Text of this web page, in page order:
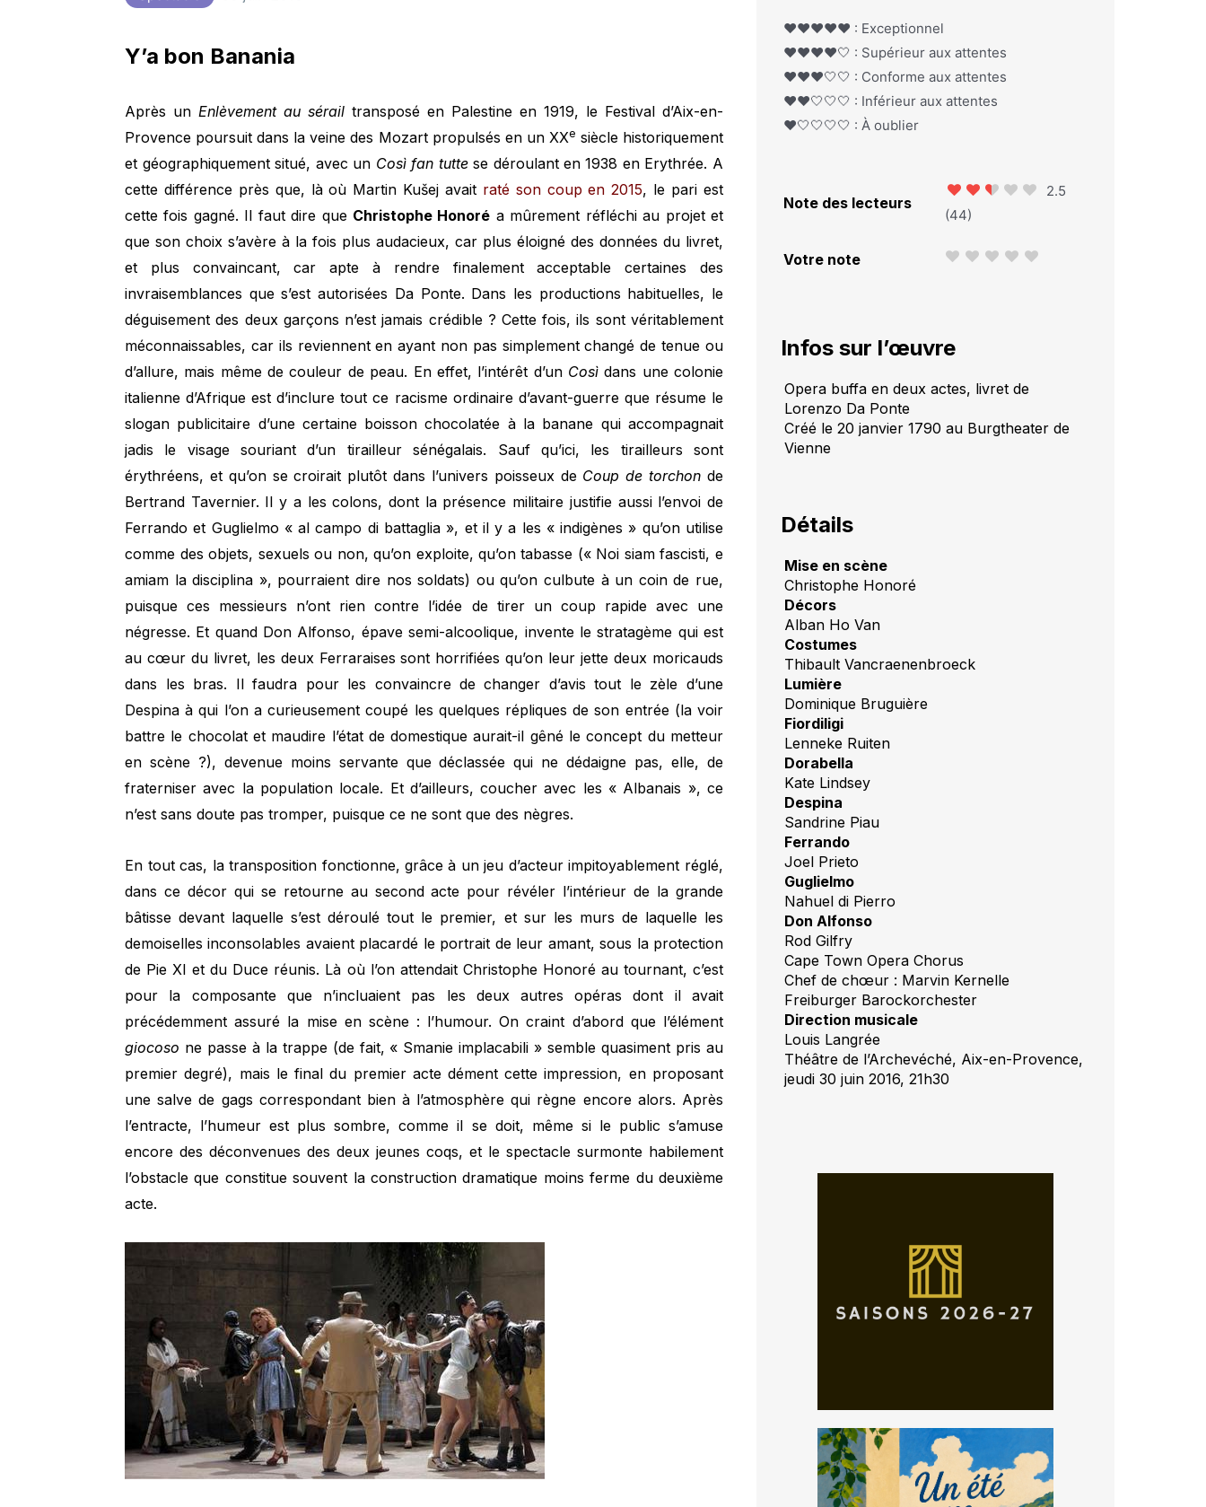
Y’a bon Banania
Après unEnlèvement au sérail transposé en Palestine en 1919, le Festival d’Aix-en-
Provence poursuit dans la veine des Mozart propulsés en un XXe siècle historiquement
et géographiquement situé, avec un Così fan tuttese déroulant en 1938 en Erythrée. A
cette différence près que, là où Martin Kušej avait raté son coup en 2015, le pari est
cette fois gagné. Il faut dire que Christophe Honoré a mûrement réfléchi au projet et
que son choix s’avère à la fois plus audacieux, car plus éloigné des données du livret,
et plus convaincant, car apte à rendre finalement acceptable certaines des
invraisemblances que s’est autorisées Da Ponte. Dans les productions habituelles, le
déguisement des deux garçons n’est jamais crédible ? Cette fois, ils sont véritablement
méconnaissables, car ils reviennent en ayant non pas simplement changé de tenue ou
d’allure, mais même de couleur de peau. En effet, l’intérêt d’un Cosìdans une colonie
italienne d’Afrique est d’inclure tout ce racisme ordinaire d’avant-guerre que résume le
slogan publicitaire d’une certaine boisson chocolatée à la banane qui accompagnait
jadis le visage souriant d’un tirailleur sénégalais. Sauf qu’ici, les tirailleurs sont
érythréens, et qu’on se croirait plutôt dans l’univers poisseux de Coup de torchon de
Bertrand Tavernier. Il y a les colons, dont la présence militaire justifie aussi l’envoi de
Ferrando et Guglielmo « al campo di battaglia », et il y a les « indigènes » qu’on utilise
comme des objets, sexuels ou non, qu’on exploite, qu’on tabasse (« Noi siam fascisti, e
amiam la disciplina », pourraient dire nos soldats) ou qu’on culbute à un coin de rue,
puisque ces messieurs n’ont rien contre l’idée de tirer un coup rapide avec une
négresse. Et quand Don Alfonso, épave semi-alcoolique, invente le stratagème qui est
au cœur du livret, les deux Ferraraises sont horrifiées qu’on leur jette deux moricauds
dans les bras. Il faudra pour les convaincre de changer d’avis tout le zèle d’une
Despina à qui l’on a curieusement coupé les quelques répliques de son entrée (la voir
battre le chocolat et maudire l’état de domestique aurait-il gêné le concept du metteur
en scène ?), devenue moins servante que déclassée qui ne dédaigne pas, elle, de
fraterniser avec la population locale. Et d’ailleurs, coucher avec les « Albanais », ce
n’est sans doute pas tromper, puisque ce ne sont que des nègres.
En tout cas, la transposition fonctionne, grâce à un jeu d’acteur impitoyablement réglé,
dans ce décor qui se retourne au second acte pour révéler l’intérieur de la grande
bâtisse devant laquelle s’est déroulé tout le premier, et sur les murs de laquelle les
demoiselles inconsolables avaient placardé le portrait de leur amant, sous la protection
de Pie XI et du Duce réunis. Là où l’on attendait Christophe Honoré au tournant, c’est
pour la composante que n’incluaient pas les deux autres opéras dont il avait
précédemment assuré la mise en scène : l’humour. On craint d’abord que l’élément
giocoso ne passe à la trappe (de fait, « Smanie implacabili » semble quasiment pris au
premier degré), mais le final du premier acte dément cette impression, en proposant
une salve de gags correspondant bien à l’atmosphère qui règne encore alors. Après
l’entracte, l’humeur est plus sombre, comme il se doit, même si le public s’amuse
encore des déconvenues des deux jeunes coqs, et le spectacle surmonte habilement
l’obstacle que constitue souvent la construction dramatique moins ferme du deuxième
acte.
❤️❤️❤️❤️❤️ : Exceptionnel
❤️❤️❤️❤️🤍 : Supérieur aux attentes
❤️❤️❤️🤍🤍 : Conforme aux attentes
❤️❤️🤍🤍🤍 : Inférieur aux attentes
❤️🤍🤍🤍🤍 : À oublier
Note des lecteurs
2.5
(44)
Votre note
Infos sur l’œuvre
Opera buffa en deux actes, livret de
Lorenzo Da Ponte
Créé le 20 janvier 1790 au Burgtheater de
Vienne
Détails
Mise en scène
Christophe Honoré
Décors
Alban Ho Van
Costumes
Thibault Vancraenenbroeck
Lumière
Dominique Bruguière
Fiordiligi
Lenneke Ruiten
Dorabella
Kate Lindsey
Despina
Sandrine Piau
Ferrando
Joel Prieto
Guglielmo
Nahuel di Pierro
Don Alfonso
Rod Gilfry
Cape Town Opera Chorus
Chef de chœur : Marvin Kernelle
Freiburger Barockorchester
Direction musicale
Louis Langrée
Théâtre de l’Archevéché, Aix-en-Provence,
jeudi 30 juin 2016, 21h30